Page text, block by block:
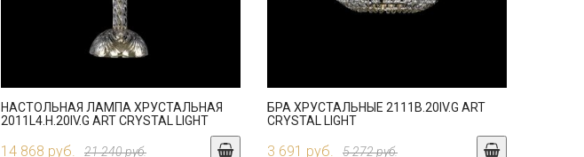
НАСТОЛЬНАЯ ЛАМПА ХРУСТАЛЬНАЯ
2011L4.H.20IV.G ART CRYSTAL LIGHT
14 868 руб. 21 240 руб.
БРА ХРУСТАЛЬНЫЕ 2111B.20IV.G ART
CRYSTAL LIGHT
3 691 руб. 5 272 руб.